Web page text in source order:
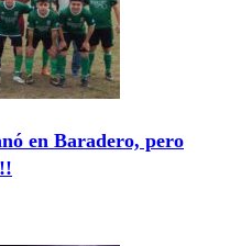
en Baradero, pero